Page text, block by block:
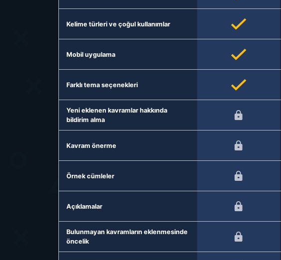
Kelime türleri ve çoğul kullanımlar
Mobil uygulama
Farklı tema seçenekleri
Yeni eklenen kavramlar hakkında
bildirim alma
Kavram önerme
Örnek cümleler
Açıklamalar
Bulunmayan kavramların eklenmesinde
öncelik